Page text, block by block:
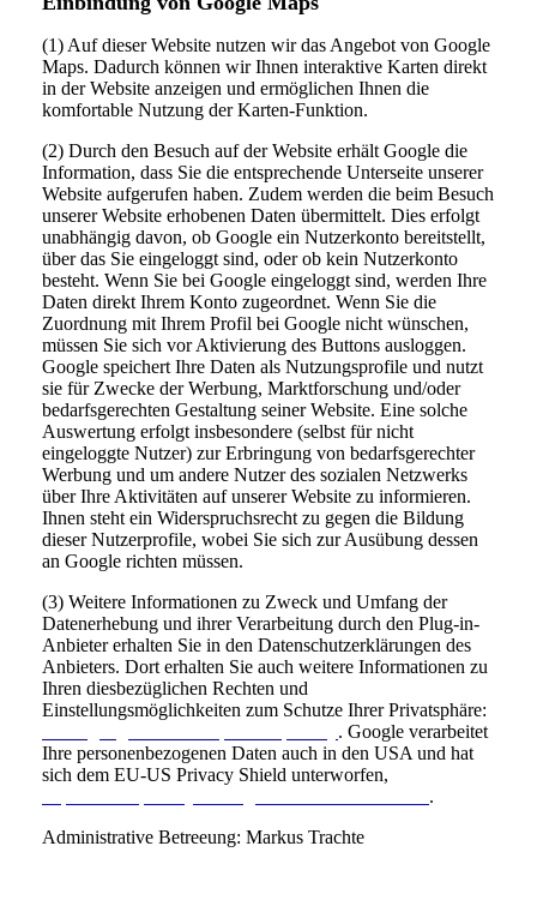
(1) Auf dieser Website nutzen wir das Angebot von Google
Maps. Dadurch können wir Ihnen interaktive Karten direkt
in der Website anzeigen und ermöglichen Ihnen die
komfortable Nutzung der Karten-Funktion.
(2) Durch den Besuch auf der Website erhält Google die
Information, dass Sie die entsprechende Unterseite unserer
Website aufgerufen haben. Zudem werden die beim Besuch
unserer Website erhobenen Daten übermittelt. Dies erfolgt
unabhängig davon, ob Google ein Nutzerkonto bereitstellt,
über das Sie eingeloggt sind, oder ob kein Nutzerkonto
besteht. Wenn Sie bei Google eingeloggt sind, werden Ihre
Daten direkt Ihrem Konto zugeordnet. Wenn Sie die
Zuordnung mit Ihrem Profil bei Google nicht wünschen,
müssen Sie sich vor Aktivierung des Buttons ausloggen.
Google speichert Ihre Daten als Nutzungsprofile und nutzt
sie für Zwecke der Werbung, Marktforschung und/oder
bedarfsgerechten Gestaltung seiner Website. Eine solche
Auswertung erfolgt insbesondere (selbst für nicht
eingeloggte Nutzer) zur Erbringung von bedarfsgerechter
Werbung und um andere Nutzer des sozialen Netzwerks
über Ihre Aktivitäten auf unserer Website zu informieren.
Ihnen steht ein Widerspruchsrecht zu gegen die Bildung
dieser Nutzerprofile, wobei Sie sich zur Ausübung dessen
an Google richten müssen.
(3) Weitere Informationen zu Zweck und Umfang der
Datenerhebung und ihrer Verarbeitung durch den Plug-in-
Anbieter erhalten Sie in den Datenschutzerklärungen des
Anbieters. Dort erhalten Sie auch weitere Informationen zu
Ihren diesbezüglichen Rechten und
Einstellungsmöglichkeiten zum Schutze Ihrer Privatsphäre:
. Google verarbeitet
Ihre personenbezogenen Daten auch in den USA und hat
sich dem EU-US Privacy Shield unterworfen,
.
Administrative Betreeung: Markus Trachte